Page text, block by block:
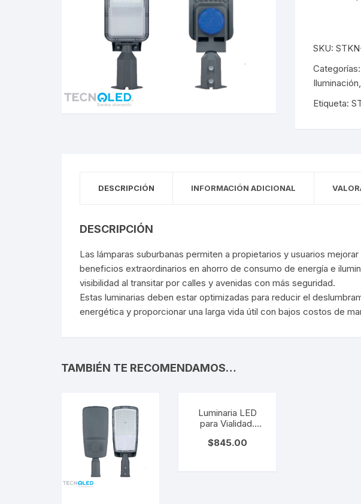
Perfiles
Perfiles
Tiras LED
Tiras de Exterior
Tiras de Interior
Paneles Sobrepuestos
Empotrados
Empotrados De Piso
Puntas De Poste Wallpack
Repuestos LED
Repuestos LED
Sumergibles
Sumergibles
Señalética
Señalética
Gasolineras
Gasolineras
SKU:
Categorías:
Iluminación,
Etiqueta:
DESCRIPCIÓN INFORMACIÓN ADICIONAL
DESCRIPCIÓN
Las lámparas suburbanas permiten a propietarios y usuarios
beneficios extraordinarios en ahorro de consumo de energía e
visibilidad al transitar por calles y avenidas con más seguridad.
Estas luminarias deben estar optimizadas para reducir el
energética y proporcionar una larga vida útil con bajos costos de
TAMBIÉN TE RECOMENDAMOS…
Luminaria LED
para Vialidad.
$845.00